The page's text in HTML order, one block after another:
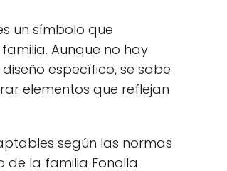
un símbolo que
Aunque no hay
específico, se sabe
elementos que reflejan
según las normas
de la familia Fonolla